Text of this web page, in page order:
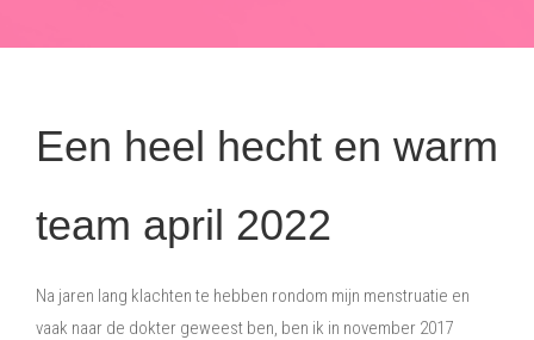
Een heel hecht en warm
team april 2022
Na jaren lang klachten te hebben rondom mijn menstruatie en
vaak naar de dokter geweest ben, ben ik in november 2017